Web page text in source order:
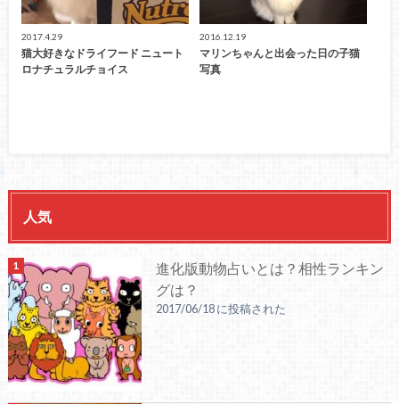
2017.4.29
猫大好きなドライフード ニュート
ロナチュラルチョイス
2016.12.19
マリンちゃんと出会った日の子猫
写真
人気
進化版動物占いとは？相性ランキン
グは？
2017/06/18 に投稿された